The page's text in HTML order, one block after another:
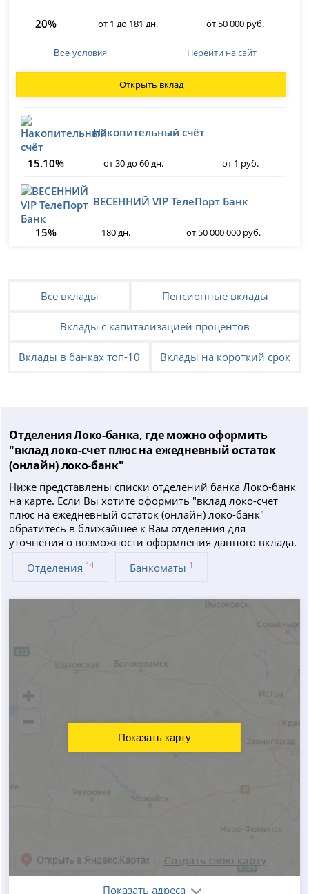
20% от 1 до 181 дн. от 50 000 руб.
Все условия Перейти на сайт
Открыть вклад
Накопительный счёт
15.10% от 30 до 60 дн. от 1 руб.
ВЕСЕННИЙ VIP ТелеПорт Банк
15% 180 дн. от 50 000 000 руб.
Все вклады Пенсионные вклады
Вклады с капитализацией процентов
Вклады в банках топ-10 Вклады на короткий срок
Отделения Локо-банка, где можно оформить
"вклад локо-счет плюс на ежедневный остаток
(онлайн) локо-банк"
Ниже представлены списки отделений банка Локо-банк
на карте. Если Вы хотите оформить "вклад локо-счет
плюс на ежедневный остаток (онлайн) локо-банк"
обратитесь в ближайшее к Вам отделения для
уточнения о возможности оформления данного вклада.
Отделения 14 Банкоматы 1
Показать адреса
Показать карту